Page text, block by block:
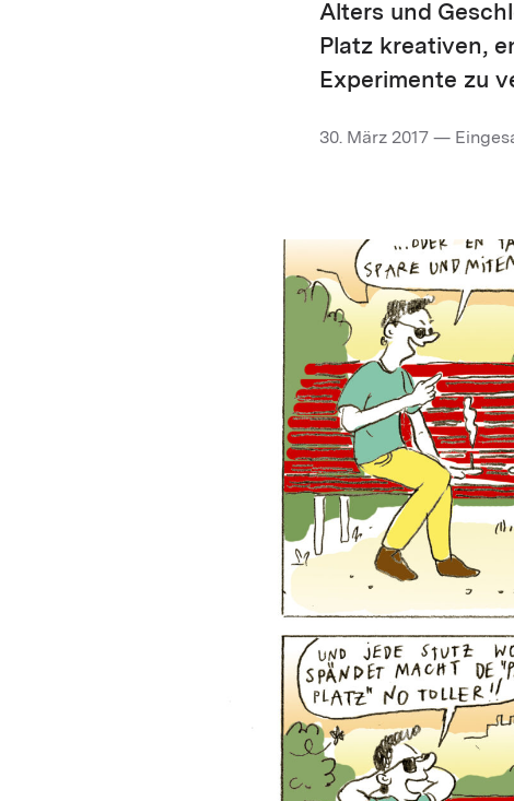
Alters und
Platz kreativen,
Experimente zu
30. März 2017 —